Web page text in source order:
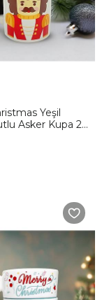
Yeşil
Asker Kupa 2